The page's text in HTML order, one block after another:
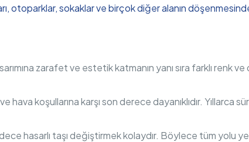
otoparklar, sokaklar ve birçok diğer alanın
zarafet ve estetik katmanın yanı sıra farklı
hava koşullarına karşı son derece dayanıklıdır. Yıllarca
hasarlı taşı değiştirmek kolaydır. Böylece tüm yolu